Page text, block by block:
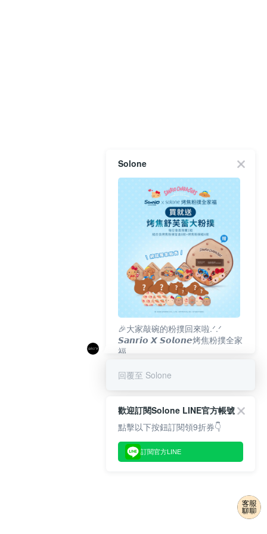
Solone
🎉大家敲碗的粉撲回來啦.ᐟ‪‪.ᐟ
𝙎𝙖𝙣𝙧𝙞𝙤 𝙓 𝙎𝙤𝙡𝙤𝙣𝙚烤焦粉撲全家
福
回覆至 Solone
歡迎訂閱Solone LINE官方帳號
點擊以下按鈕訂閱領9折券👇
訂閱官方LINE